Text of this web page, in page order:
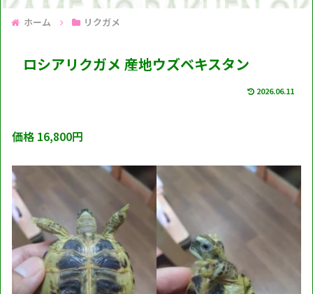
ホーム リクガメ
ロシアリクガメ 産地ウズベキスタン
2026.06.11
価格 16,800円